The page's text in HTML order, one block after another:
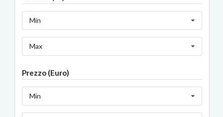
Min
Max
Prezzo (Euro)
Min